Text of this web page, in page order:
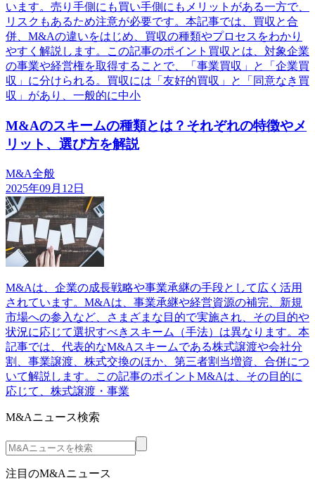
います。売り手側にも買い手側にもメリットがある一方で、
リスクもあるため注意が必要です。本記事では、買収と合
併、M&Aの違いをはじめ、買収の種類やプロセスをわかり
やすく解説します。この記事のポイント買収とは、対象企業
の事業や経営権を取得することで、「事業買収」と「企業買
収」に分けられる。買収には「友好的買収」と「同意なき買
収」があり、一般的に中小
M&Aのスキームの種類とは？それぞれの特徴やメ
リット、選び方を解説
M&A全般
2025年09月12日
M&Aは、企業の成長戦略や事業承継の手段として広く活用
されています。M&Aは、事業承継や経営資源の補完、新規
市場への参入など、さまざまな目的で実施され、その目的や
状況に応じて選択すべきスキーム（手法）は異なります。本
記事では、代表的なM&Aスキームである株式譲渡や会社分
割、事業譲渡、株式交換のほか、第三者割当増資、合併につ
いて解説します。この記事のポイントM&Aは、その目的に
応じて、株式譲渡・事業
M&Aニュース検索
注目のM&Aニュース